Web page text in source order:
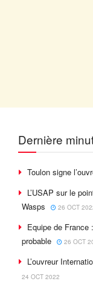
Dernière
Toulon signe
L’USAP sur le
Wasps
26 OCT
Equipe de
probable
26 OCT
L’ouvreur
24 OCT 2022